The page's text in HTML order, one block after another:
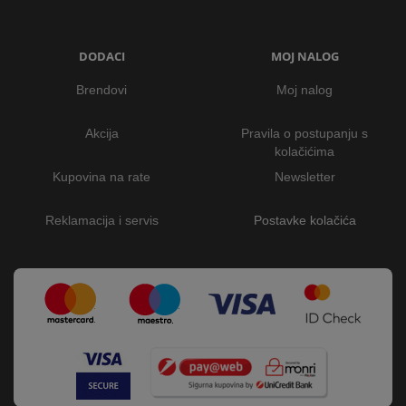
DODACI
Brendovi
Akcija
Kupovina na rate
Reklamacija i servis
MOJ NALOG
Moj nalog
Pravila o postupanju s
kolačićima
Newsletter
Postavke kolačića